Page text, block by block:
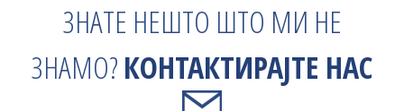
ЗНАТЕ НЕШТО ШТО МИ НЕ
ЗНАМО?КОНТАКТИРАЈТЕ НАС